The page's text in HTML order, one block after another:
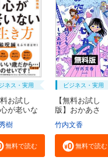
ネス・実用
お試し
が老いな
樹
無料で読む
ビジネス・実用
【無料お試し
版】おかあさ
竹内文香
無料で読む